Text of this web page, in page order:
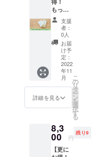
種の
コース
です ※
原材料
及び添
加物等
の食品
表示は
お届け
商品の
ラベル
されま
す
のステ
ンレス
タンブ
ラーと
セット
でお届
栓タイ
プ＞ 1
点
（SM-
JE48ZD
AD ネ
イビー
480ml
サイ
ズ） ・
お礼
メッ
セージ
のステ
ンレス
マグと
セット
もっと
応援
コー
ス】 ・
ごはん
で作っ
た除菌
ウエッ
ティッ
シュ 30
点 ・お
礼メッ
セージ
の利用
に加え
て、周
りの方
支援
者：
0人
お届
け予
定：
2022
年11
月
詳細を見る
こ
の
リ
タ
ー
ン
を
選
択
す
る
8,3
00 円
残り9
【更に